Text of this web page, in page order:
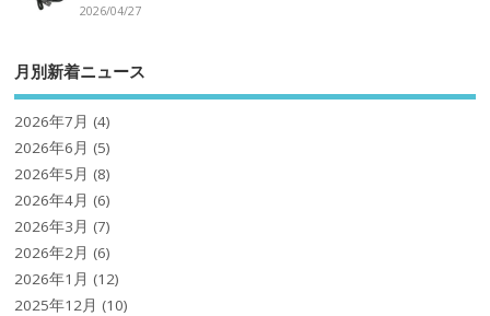
2026/04/27
月別新着ニュース
2026年7月 (4)
2026年6月 (5)
2026年5月 (8)
2026年4月 (6)
2026年3月 (7)
2026年2月 (6)
2026年1月 (12)
2025年12月 (10)